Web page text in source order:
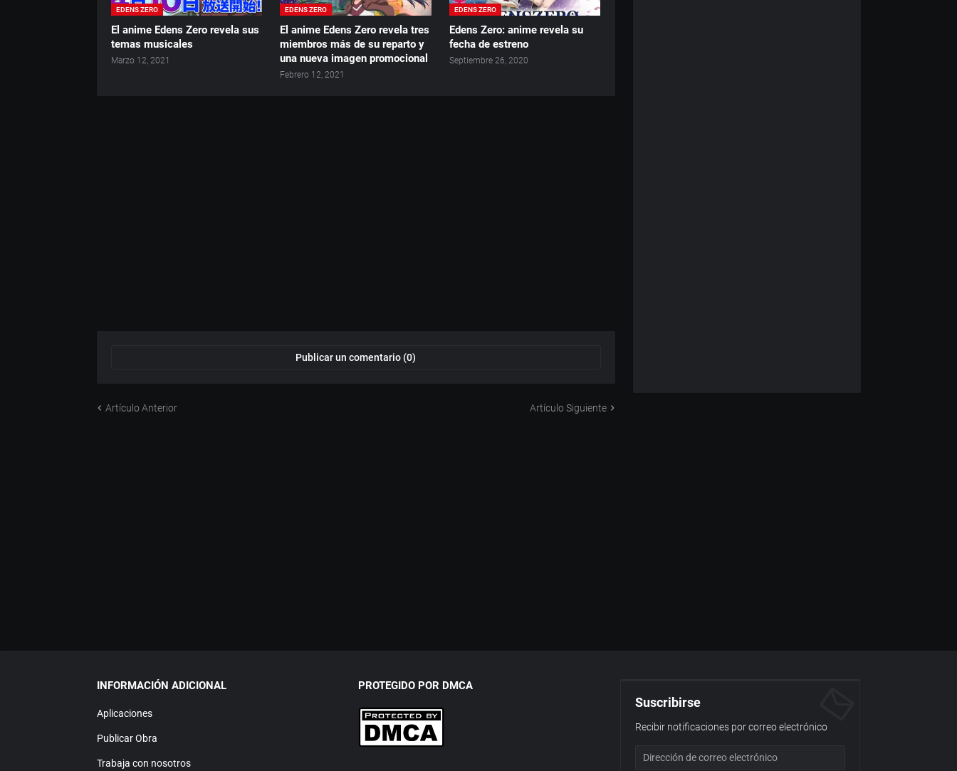
EDENS ZERO
El anime Edens Zero revela sus
temas musicales
Marzo 12, 2021
EDENS ZERO
El anime Edens Zero revela tres
miembros más de su reparto y
una nueva imagen promocional
Febrero 12, 2021
EDENS ZERO
Edens Zero: anime revela su
fecha de estreno
Septiembre 26, 2020
Publicar un comentario (0)
Artículo Anterior Artículo Siguiente
INFORMACIÓN ADICIONAL
Aplicaciones
Publicar Obra
Trabaja con nosotros
PROTEGIDO POR DMCA
Suscribirse
Recibir notificaciones por correo electrónico